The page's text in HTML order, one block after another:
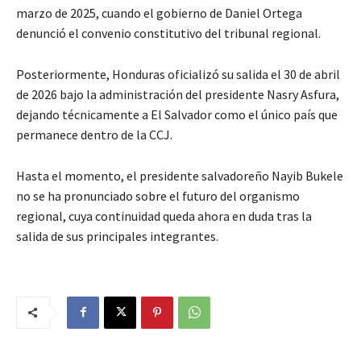
marzo de 2025, cuando el gobierno de Daniel Ortega
denunció el convenio constitutivo del tribunal regional.
Posteriormente, Honduras oficializó su salida el 30 de abril
de 2026 bajo la administración del presidente Nasry Asfura,
dejando técnicamente a El Salvador como el único país que
permanece dentro de la CCJ.
Hasta el momento, el presidente salvadoreño Nayib Bukele
no se ha pronunciado sobre el futuro del organismo
regional, cuya continuidad queda ahora en duda tras la
salida de sus principales integrantes.